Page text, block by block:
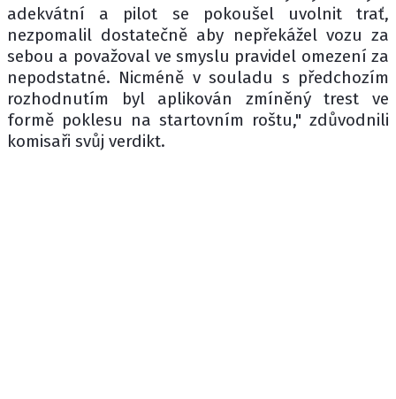
adekvátní a pilot se pokoušel uvolnit trať,
nezpomalil dostatečně aby nepřekážel vozu za
sebou a považoval ve smyslu pravidel omezení za
nepodstatné. Nicméně v souladu s předchozím
rozhodnutím byl aplikován zmíněný trest ve
formě poklesu na startovním roštu," zdůvodnili
komisaři svůj verdikt.